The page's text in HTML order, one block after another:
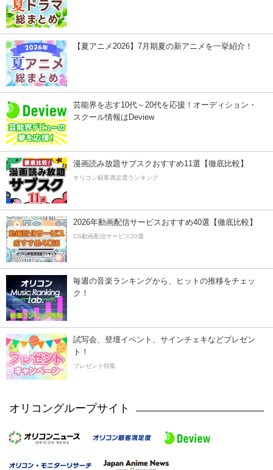
【夏アニメ2026】7月期夏の新アニメを一挙紹介！
芸能界を志す10代～20代を応援！オーディション・
スクール情報はDeview
漫画読み放題サブスクおすすめ11選【徹底比較】
オリコン顧客満足度ランキング
2026年動画配信サービスおすすめ40選【徹底比較】
CS動画配信サービス20選
毎週の音楽ランキングから、ヒットの推移をチェッ
ク！
試写会、登壇イベント、サインチェキなどプレゼン
ト！
プレゼント特集
オリコングループサイト